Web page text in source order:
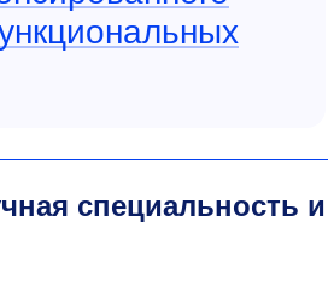
специальность